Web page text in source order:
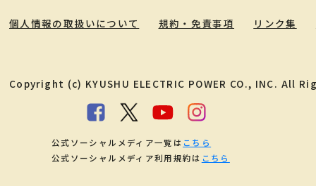
個人情報の取扱いについて 規約・免責事項 リンク集
Copyright (c) KYUSHU ELECTRIC POWER CO., INC. All
公式ソーシャルメディア一覧は こちら
公式ソーシャルメディア利用規約は こちら